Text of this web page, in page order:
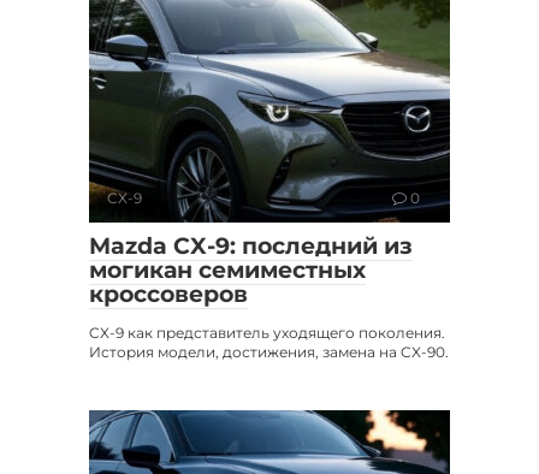
CX-9 0
Mazda CX-9: последний из
могикан семиместных
кроссоверов
CX-9 как представитель уходящего поколения.
История модели, достижения, замена на CX-90.